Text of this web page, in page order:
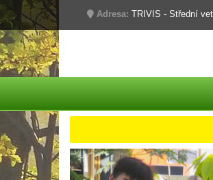
Adresa: TRIVIS - Střední